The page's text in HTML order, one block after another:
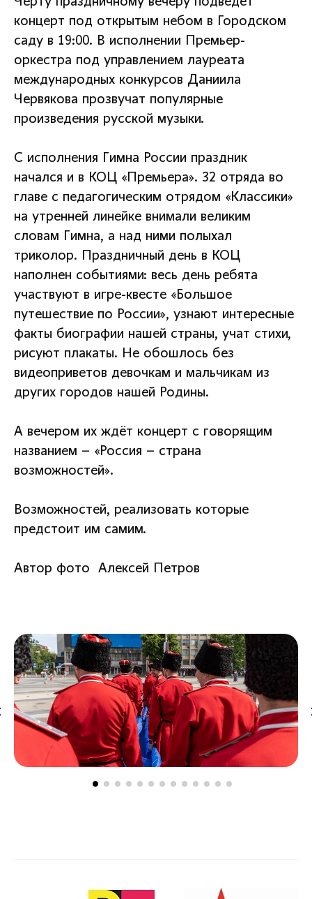
концерт под открытым небом в Городском
саду в 19:00. В исполнении Премьер-
оркестра под управлением лауреата
международных конкурсов Даниила
Червякова прозвучат популярные
произведения русской музыки.
С исполнения Гимна России праздник
начался и в КОЦ «Премьера». 32 отряда во
главе с педагогическим отрядом «Классики»
на утренней линейке внимали великим
словам Гимна, а над ними полыхал
триколор. Праздничный день в КОЦ
наполнен событиями: весь день ребята
участвуют в игре-квесте «Большое
путешествие по России», узнают интересные
факты биографии нашей страны, учат стихи,
рисуют плакаты. Не обошлось без
видеоприветов девочкам и мальчикам из
других городов нашей Родины.
А вечером их ждёт концерт с говорящим
названием – «Россия – страна
возможностей».
Возможностей, реализовать которые
предстоит им самим.
Автор фото Алексей Петров